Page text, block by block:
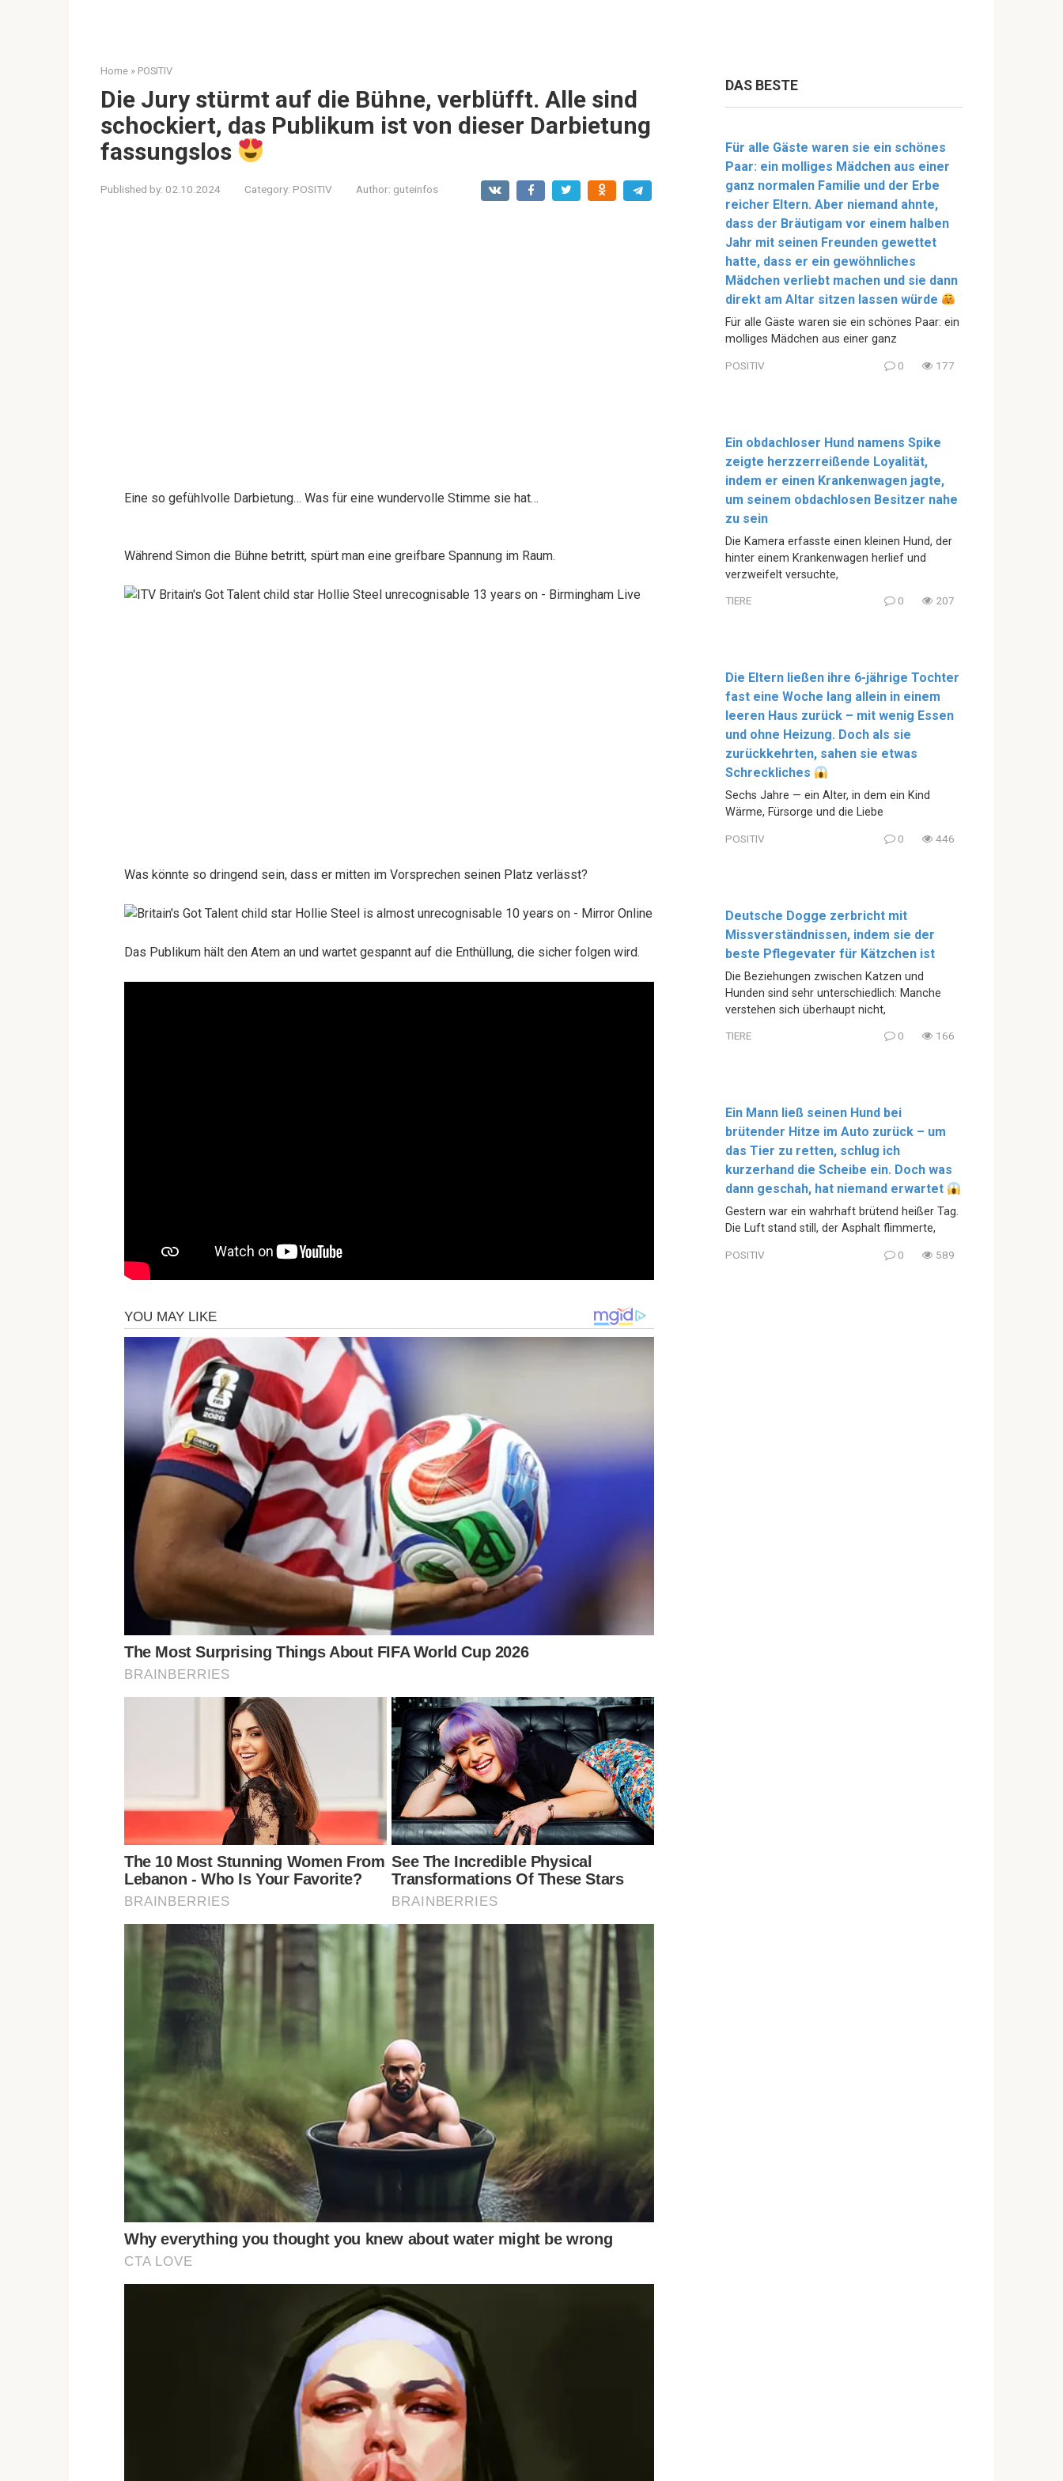
Home » POSITIV
Die Jury stürmt auf die Bühne, verblüfft. Alle sind
schockiert, das Publikum ist von dieser Darbietung
fassungslos
Published by: 02.10.2024 Category: POSITIV Author: guteinfos
Eine so gefühlvolle Darbietung… Was für eine wundervolle Stimme sie hat…
Während Simon die Bühne betritt, spürt man eine greifbare Spannung im Raum.
Was könnte so dringend sein, dass er mitten im Vorsprechen seinen Platz verlässt?
Das Publikum hält den Atem an und wartet gespannt auf die Enthüllung, die sicher folgen wird.
DAS BESTE
Für alle Gäste waren sie ein schönes
Paar: ein molliges Mädchen aus einer
ganz normalen Familie und der Erbe
reicher Eltern. Aber niemand ahnte,
dass der Bräutigam vor einem halben
Jahr mit seinen Freunden gewettet
hatte, dass er ein gewöhnliches
Mädchen verliebt machen und sie dann
direkt am Altar sitzen lassen würde
Für alle Gäste waren sie ein schönes Paar: ein
molliges Mädchen aus einer ganz
POSITIV 0 177
Ein obdachloser Hund namens Spike
zeigte herzzerreißende Loyalität,
indem er einen Krankenwagen jagte,
um seinem obdachlosen Besitzer nahe
zu sein
Die Kamera erfasste einen kleinen Hund, der
hinter einem Krankenwagen herlief und
verzweifelt versuchte,
TIERE 0 207
Die Eltern ließen ihre 6-jährige Tochter
fast eine Woche lang allein in einem
leeren Haus zurück – mit wenig Essen
und ohne Heizung. Doch als sie
zurückkehrten, sahen sie etwas
Schreckliches
Sechs Jahre — ein Alter, in dem ein Kind
Wärme, Fürsorge und die Liebe
POSITIV 0 446
Deutsche Dogge zerbricht mit
Missverständnissen, indem sie der
beste Pflegevater für Kätzchen ist
Die Beziehungen zwischen Katzen und
Hunden sind sehr unterschiedlich: Manche
verstehen sich überhaupt nicht,
TIERE 0 166
Ein Mann ließ seinen Hund bei
brütender Hitze im Auto zurück – um
das Tier zu retten, schlug ich
kurzerhand die Scheibe ein. Doch was
dann geschah, hat niemand erwartet
Gestern war ein wahrhaft brütend heißer Tag.
Die Luft stand still, der Asphalt flimmerte,
POSITIV 0 589